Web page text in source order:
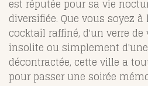
est réputée pour sa vie
diversifiée. Que vous soyez
cocktail raffiné, d'un verre
insolite ou simplement
décontractée, cette ville a
pour passer une soirée